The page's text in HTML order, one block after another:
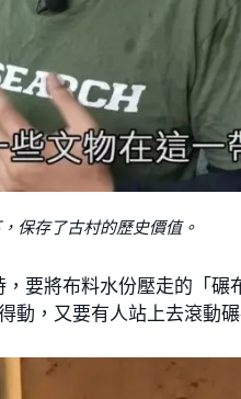
保存了古村的歷史價值。
要將布料水份壓走的「
，又要有人站上去滾動碾